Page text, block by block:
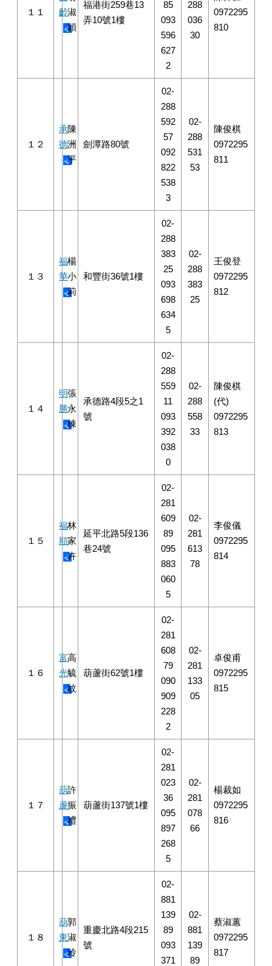
１１
齡淑
穎
福港街259巷13
弄10號1樓
85
093
596
627
2
288
036
30
0972295
810
１２
承
德
陳
洲
平
劍潭路80號
02-
288
592
57
092
822
538
3
02-
288
531
53
陳俊棋
0972295
811
１３
福
華
楊
小
莉
和豐街36號1樓
02-
288
383
25
093
698
634
5
02-
288
383
25
王俊登
0972295
812
１４
明
勝
張
永
棟
承德路4段5之1
號
02-
288
559
11
093
392
038
0
02-
288
558
33
陳俊棋
(代)
0972295
813
１５
福
順
林
家
卉
延平北路5段136
巷24號
02-
281
609
89
095
883
060
5
02-
281
613
78
李俊儀
0972295
814
１６
富
光
高
毓
紋
葫蘆街62號1樓
02-
281
608
79
090
909
228
2
02-
281
133
05
卓俊甫
0972295
815
１７
葫
蘆
許
振
禮
葫蘆街137號1樓
02-
281
023
36
095
897
268
5
02-
281
078
66
楊裁如
0972295
816
１８
葫
東
郭
淑
玲
重慶北路4段215
號
02-
881
139
89
093
371
02-
881
139
89
蔡淑蕙
0972295
817